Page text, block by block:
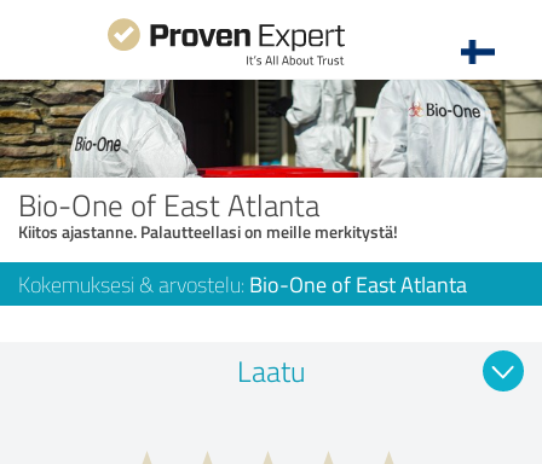
Bio-One of East Atlanta
Kiitos ajastanne. Palautteellasi on meille merkitystä!
Kokemuksesi & arvostelu: Bio-One of East Atlanta
Laatu